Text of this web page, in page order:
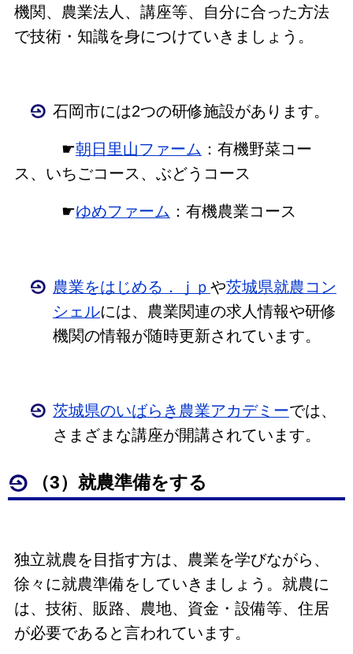
機関、農業法人、講座等、自分に合った方法
で技術・知識を身につけていきましょう。
石岡市には2つの研修施設があります。
☛朝日里山ファーム ：有機野菜コー
ス、いちごコース、ぶどうコース
☛ゆめファーム ：有機農業コース
農業をはじめる．ｊｐ や茨城県就農コン
シェルには、農業関連の求人情報や研修
機関の情報が随時更新されています。
茨城県のいばらき農業アカデミーでは、
さまざまな講座が開講されています。
（3）就農準備をする
独立就農を目指す方は、農業を学びながら、
徐々に就農準備をしていきましょう。就農に
は、技術、販路、農地、資金・設備等、住居
が必要であると言われています。